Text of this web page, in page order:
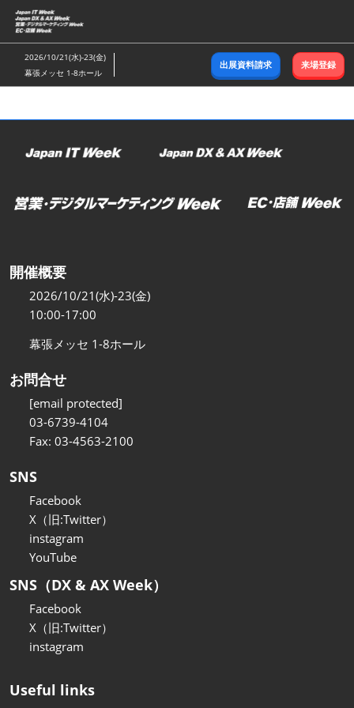
ス
キ
ッ
し
2026/10/21(水)-23(金)
幕張メッセ 1-8ホール
出展資料請求 来場登録
開催概要
2026/10/21(水)-23(金)
10:00-17:00
幕張メッセ 1-8ホール
お問合せ
[email protected]
03-6739-4104
Fax: 03-4563-2100
SNS
Facebook
X（旧:Twitter）
instagram
YouTube
SNS（DX & AX Week）
Facebook
X（旧:Twitter）
instagram
Useful links